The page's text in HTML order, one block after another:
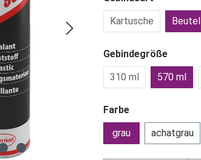
Kartusche
Beutel
Gebindegröße
310 ml
570 ml
Farbe
grau
achatgrau